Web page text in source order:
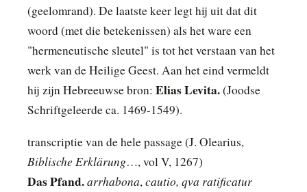
(geelomrand). De laatste keer legt hij uit dat dit
woord (met die betekenissen) als het ware een
"hermeneutische sleutel" is tot het verstaan van het
werk van de Heilige Geest. Aan het eind vermeldt
hij zijn Hebreeuwse bron: Elias Levita.(Joodse
Schriftgeleerde ca. 1469-1549).
transcriptie van de hele passage (J. Olearius,
Biblische Erklärung…, vol V, 1267)
Das Pfand.arrhabona,cautio, qva ratificatur